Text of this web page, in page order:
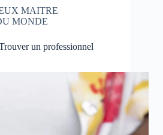
MAITRE
MONDE
un professionnel